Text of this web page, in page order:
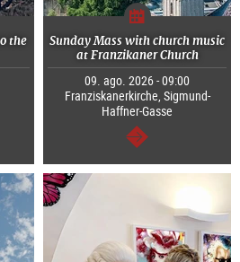
the
Sunday Mass with church music
at Franzikaner Church
09. ago. 2026 - 09:00
Franziskanerkirche, Sigmund-
Haffner-Gasse
continuar